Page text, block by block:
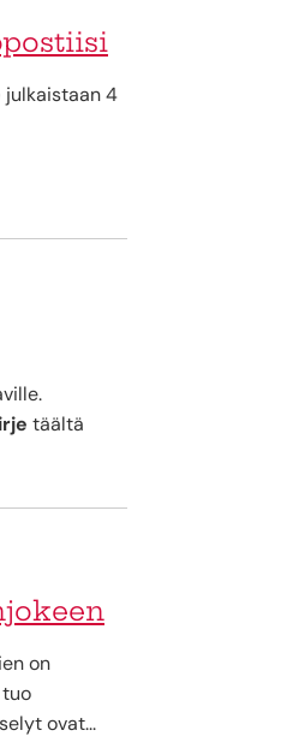
julkaistaan 4
täältä
on
ovat...